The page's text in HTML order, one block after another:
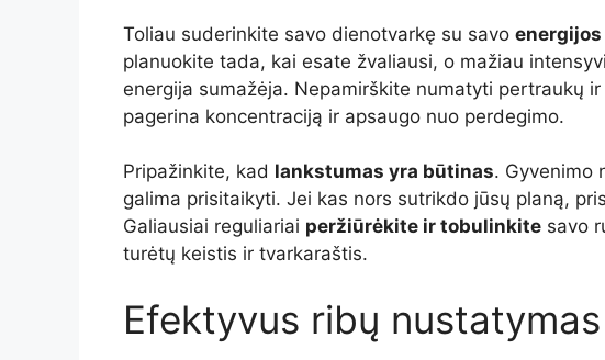
Toliau suderinkite savo dienotvarkę su savo
planuokite tada, kai esate žvaliausi, o mažiau
energija sumažėja. Nepamirškite numatyti pertraukų
pagerina koncentraciją ir apsaugo nuo perdegimo.
Pripažinkite, kad lankstumas yra būtinas. Gyvenimo
galima prisitaikyti. Jei kas nors sutrikdo jūsų planą,
Galiausiai reguliariai peržiūrėkite ir tobulinkite savo
turėtų keistis ir tvarkaraštis.
Efektyvus ribų nustatymas